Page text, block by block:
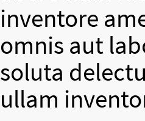
inventore
omnis aut
soluta
ullam